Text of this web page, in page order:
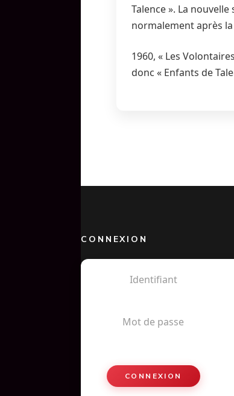
Talence ». La
normalement après
1960, « Les
donc « Enfants de
CONNEXION
Identifiant
Mot de passe